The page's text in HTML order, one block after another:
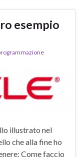
esempio
illustrato nel
che alla fine ho
Come faccio